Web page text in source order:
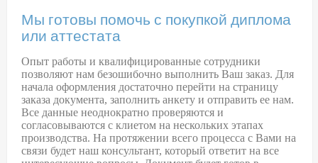
Мы готовы помочь с покупкой диплома
или аттестата
Опыт работы и квалифицированные сотрудники
позволяют нам безошибочно выполнить Ваш заказ. Для
начала оформления достаточно перейти на страницу
заказа документа, заполнить анкету и отправить ее нам.
Все данные неоднократно проверяются и
согласовываются с клиетом на нескольких этапах
производства. На протяжении всего процесса с Вами на
связи будет наш консультант, который ответит на все